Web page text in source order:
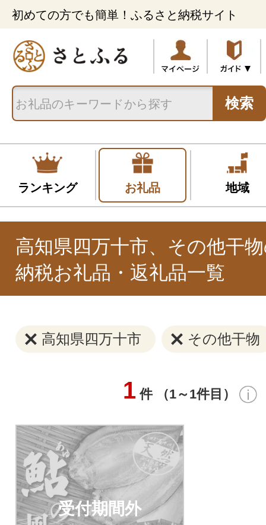
初めての方でも簡単！ふるさと納税サイト
検索
ランキング お礼品 地域
高知県四万十市、その他干
納税お礼品・返礼品一覧
高知県四万十市 その他干物
1 件 （1～1件目）
受付期間外